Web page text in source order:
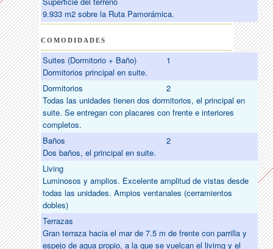
9.933 m2 sobre la Ruta Pamorámica.
COMODIDADES
Suites (Dormitorio + Baño)
1
Dormitorios principal en suite.
Dormitorios
2
Todas las unidades tienen dos dormitorios, el principal en
suite. Se entregan con placares con frente e interiores
completos.
Baños
2
Dos baños, el principal en suite.
Living
Luminosos y amplios. Excelente amplitud de vistas desde
todas las unidades. Ampios ventanales (cerramientos
dobles)
Terrazas
Gran terraza hacia el mar de 7.5 m de frente con parrilla y
espejo de agua propio, a la que se vuelcan el livimg y el